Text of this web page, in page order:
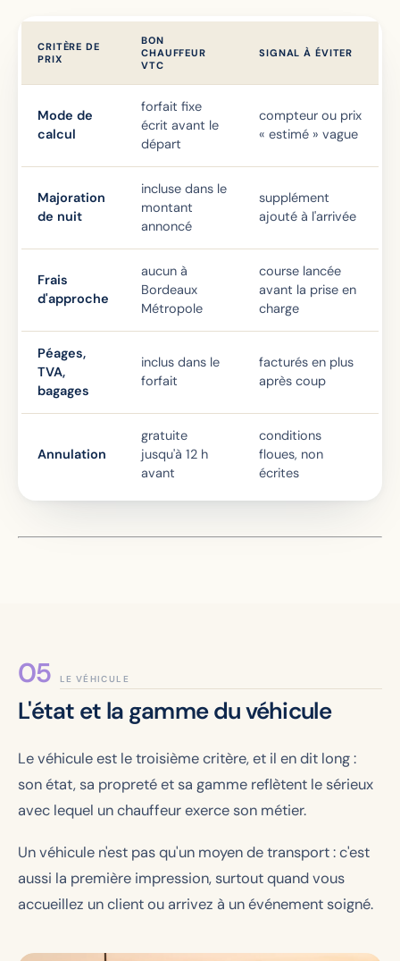
CRITÈRE DE
PRIX
BON
CHAUFFEUR
VTC
SIGNAL À ÉVITER
Mode de
calcul
forfait fixe
écrit avant le
départ
compteur ou prix
« estimé » vague
Majoration
de nuit
incluse dans le
montant
annoncé
supplément
ajouté à l'arrivée
Frais
d'approche
aucun à
Bordeaux
Métropole
course lancée
avant la prise en
charge
Péages,
TVA,
bagages
inclus dans le
forfait
facturés en plus
après coup
Annulation
gratuite
jusqu'à 12 h
avant
conditions
floues, non
écrites
LE VÉHICULE
L'état et la gamme du véhicule
Le véhicule est le troisième critère, et il en dit long :
son état, sa propreté et sa gamme reflètent le sérieux
avec lequel un chauffeur exerce son métier.
Un véhicule n'est pas qu'un moyen de transport : c'est
aussi la première impression, surtout quand vous
accueillez un client ou arrivez à un événement soigné.